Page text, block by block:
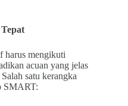
harus mengikuti
acuan yang jelas
satu kerangka
SMART: